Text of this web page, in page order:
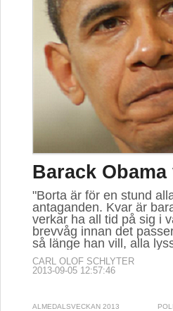
Barack
"Borta är för en stund
antaganden. Kvar är
verkar ha all tid på sig i
brevvåg innan det
så länge han vill, alla
CARL OLOF SCHLYTER
2013-09-05 12:57:46
ALMEDALSVECKAN 2013